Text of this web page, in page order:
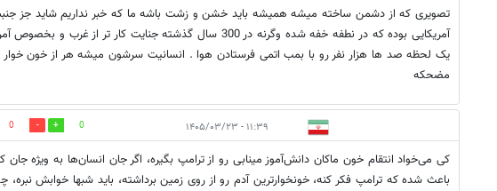
تصویری که از دشمن ساخته میشه همیشه باید خشن و زشت باشه ما که خبر نداریم شاید جز
آمریکایی بوده که در نطفه خفه شده وگرنه در 300 سال گذشته جنایت کار تر از
یک لحظه صد ها هزار نفر رو با بمب اتمی فرستادن هوا . انسانیت سرشون میشه هر از خون خوار
مضحکه
۱۱:۳۹ - ۱۴۰۵/۰۳/۲۳ 0
0
کی می‌خواد انتقام خون ماکان دانش‌آموز مینابی رو از ترامپ بگیره، اگر جان انسان‌ها به ویژه
باعث شده که ترامپ فکر کنه، خونخوارترین آدم رو از روی زمین برداشته، باید شبها خوابش نبره،